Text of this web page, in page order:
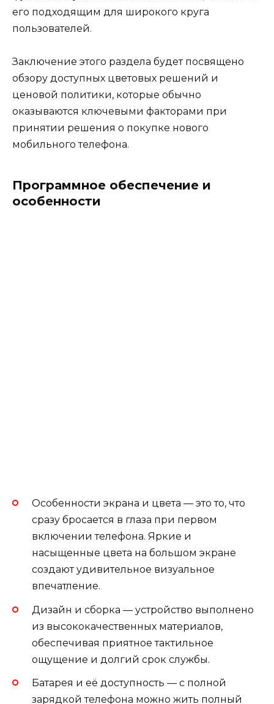
его подходящим для широкого круга
пользователей.
Заключение этого раздела будет посвящено
обзору доступных цветовых решений и
ценовой политики, которые обычно
оказываются ключевыми факторами при
принятии решения о покупке нового
мобильного телефона.
Программное обеспечение и
особенности
Особенности экрана и цвета — это то, что
сразу бросается в глаза при первом
включении телефона. Яркие и
насыщенные цвета на большом экране
создают удивительное визуальное
впечатление.
Дизайн и сборка — устройство выполнено
из высококачественных материалов,
обеспечивая приятное тактильное
ощущение и долгий срок службы.
Батарея и её доступность — с полной
зарядкой телефона можно жить полный